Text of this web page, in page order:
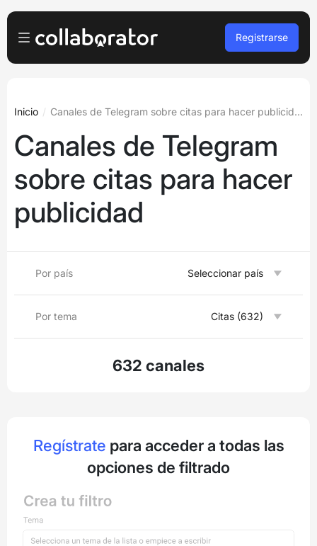
Propietario de la plataforma
A agencias
Podcasts y seminarios web
Blog
Iniciar sesión
Registro gratuito
Registrarse
Inicio Canales de Telegram sobre citas para hacer publicidad
Canales de Telegram
sobre citas para hacer
publicidad
Por país Seleccionar país
Por tema Citas (632)
632 canales
Regístrate para acceder a todas las
opciones de filtrado